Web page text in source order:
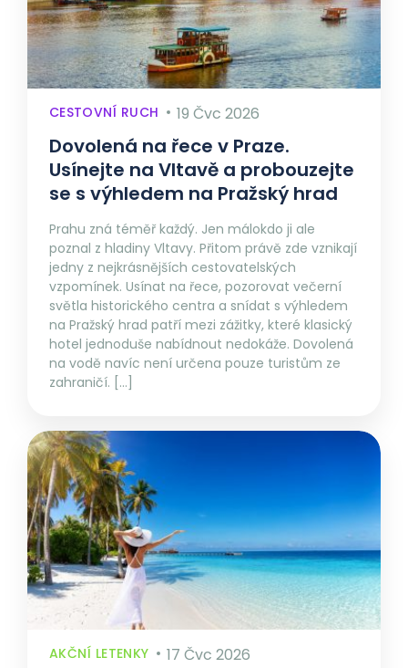
CESTOVNÍ RUCH 19 Čvc 2026
Dovolená na řece v Praze.
Usínejte na Vltavě a probouzejte
se s výhledem na Pražský hrad
Prahu zná téměř každý. Jen málokdo ji ale
poznal z hladiny Vltavy. Přitom právě zde vznikají
jedny z nejkrásnějších cestovatelských
vzpomínek. Usínat na řece, pozorovat večerní
světla historického centra a snídat s výhledem
na Pražský hrad patří mezi zážitky, které klasický
hotel jednoduše nabídnout nedokáže. Dovolená
na vodě navíc není určena pouze turistům ze
zahraničí. […]
AKČNÍ LETENKY 17 Čvc 2026